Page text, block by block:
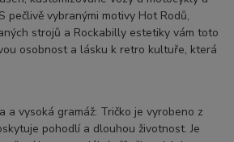
pečlivě vybranými motivy Hot Rodů,
strojů a Rockabilly estetiky vám toto
osobnost a lásku k retro kultuře, která
a vysoká gramáž: Tričko je vyrobeno z
pohodlí a dlouhou životnost. Je